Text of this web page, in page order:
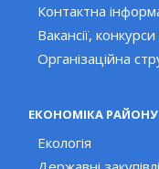
Контактна
Вакансії,
Організаційна
ЕКОНОМІКА РАЙОНУ
Екологія